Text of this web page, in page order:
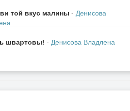
той вкус малины - Денисова
швартовы! - Денисова Владлена